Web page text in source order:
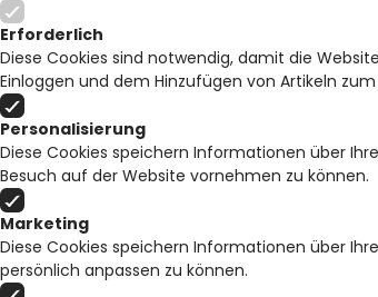
Erforderlich
Diese Cookies sind notwendig, damit die
Einloggen und dem Hinzufügen von Artikeln
Personalisierung
Diese Cookies speichern Informationen über
Besuch auf der Website vornehmen zu können.
Marketing
Diese Cookies speichern Informationen über
persönlich anpassen zu können.